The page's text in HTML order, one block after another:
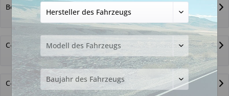
Berlingo
C-Crosser
C-Zero